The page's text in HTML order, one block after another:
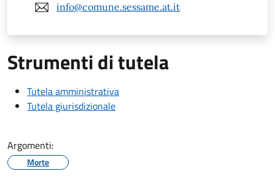
info@comune.sessame.at.it
Strumenti di tutela
Tutela amministrativa
Tutela giurisdizionale
Argomenti:
Morte